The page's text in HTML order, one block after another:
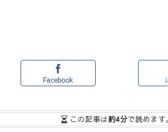
Facebook
この記事は約4分で読めます。